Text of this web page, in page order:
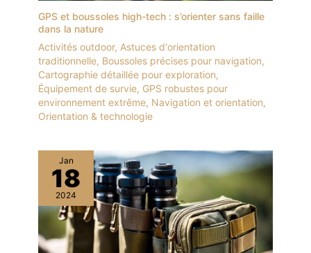
GPS et boussoles high-tech : s’orienter sans faille
dans la nature
Activités outdoor, Astuces d'orientation
traditionnelle, Boussoles précises pour navigation,
Cartographie détaillée pour exploration,
Équipement de survie, GPS robustes pour
environnement extrême, Navigation et orientation,
Orientation & technologie
Jan
18
2024